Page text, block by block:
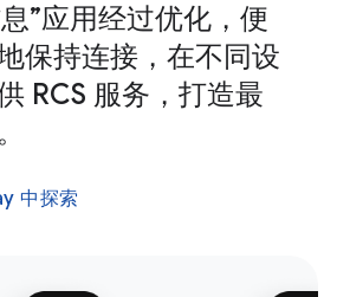
”应用经过优化，便
保持连接，在不同设
RCS 服务，打造最
中探索